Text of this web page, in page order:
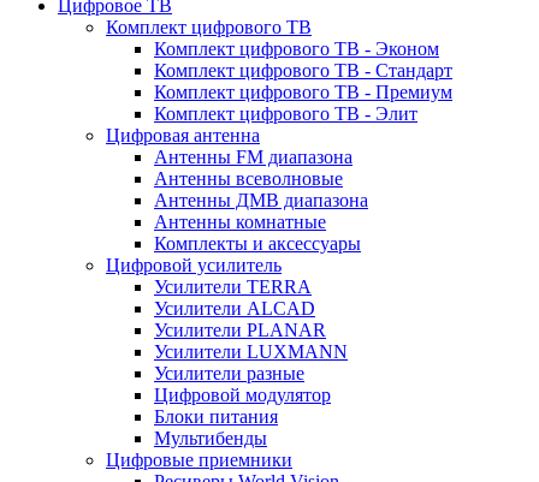
Цифровое ТВ
Комплект цифрового ТВ
Комплект цифрового ТВ - Эконом
Комплект цифрового ТВ - Стандарт
Комплект цифрового ТВ - Премиум
Комплект цифрового ТВ - Элит
Цифровая антенна
Антенны FM диапазона
Антенны всеволновые
Антенны ДМВ диапазона
Антенны комнатные
Комплекты и аксессуары
Цифровой усилитель
Усилители TERRA
Усилители ALCAD
Усилители PLANAR
Усилители LUXMANN
Усилители разные
Цифровой модулятор
Блоки питания
Мультибенды
Цифровые приемники